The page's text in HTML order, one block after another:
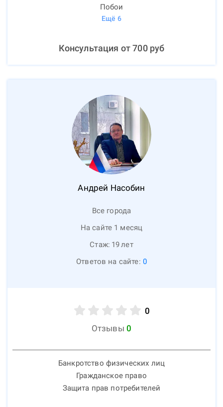
Побои
Ещё 6
Консультация от700руб
Андрей Насобин
Все города
На сайте 1 месяц
Стаж: 19лет
Ответов на сайте: 0
0
Отзывы 0
Банкротство физических лиц
Гражданское право
Защита прав потребителей